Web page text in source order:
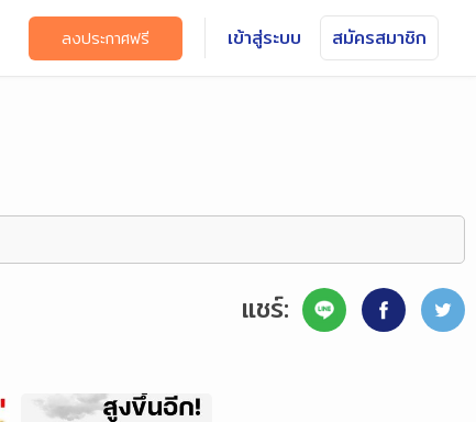
ลงประกาศฟรี เข้าสู่ระบบ สมัครสมาชิก
แชร์: